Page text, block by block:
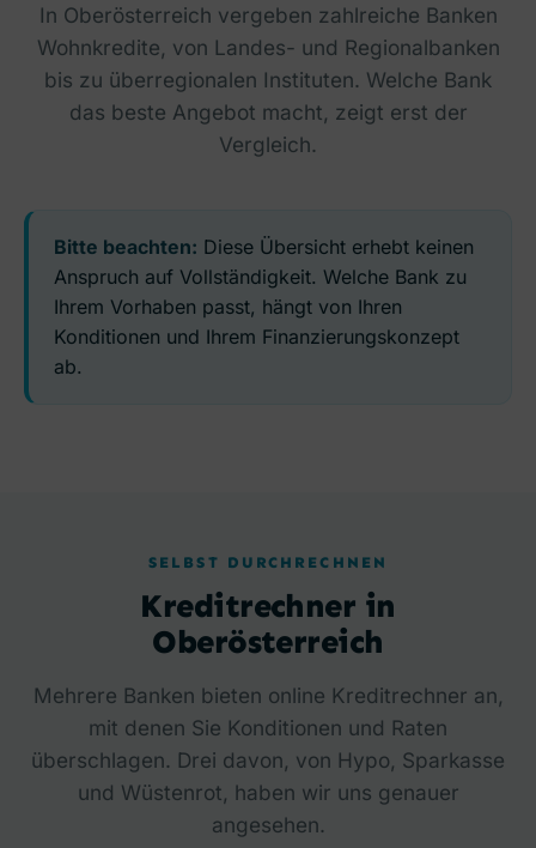
In Oberösterreich vergeben zahlreiche Banken
Wohnkredite, von Landes- und Regionalbanken
bis zu überregionalen Instituten. Welche Bank
das beste Angebot macht, zeigt erst der
Vergleich.
Bitte beachten: Diese Übersicht erhebt keinen
Anspruch auf Vollständigkeit. Welche Bank zu
Ihrem Vorhaben passt, hängt von Ihren
Konditionen und Ihrem Finanzierungskonzept
ab.
SELBST DURCHRECHNEN
Kreditrechner in
Oberösterreich
Mehrere Banken bieten online Kreditrechner an,
mit denen Sie Konditionen und Raten
überschlagen. Drei davon, von Hypo, Sparkasse
und Wüstenrot, haben wir uns genauer
angesehen.